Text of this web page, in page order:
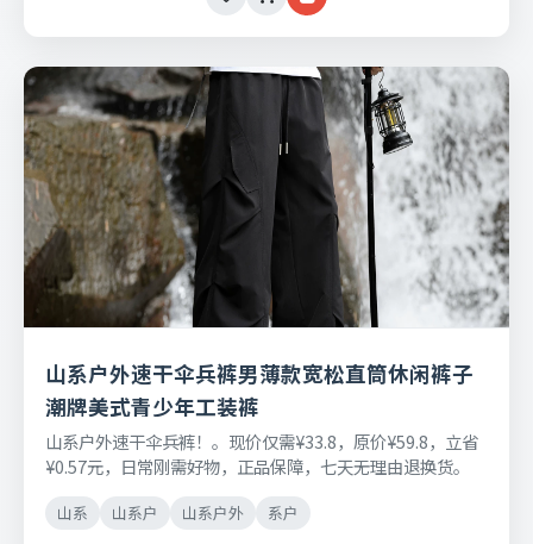
山系户外速干伞兵裤男薄款宽松直筒休闲裤子
潮牌美式青少年工装裤
山系户外速干伞兵裤！。现价仅需¥33.8，原价¥59.8，立省
¥0.57元，日常刚需好物，正品保障，七天无理由退换货。
山系 山系户 山系户外 系户